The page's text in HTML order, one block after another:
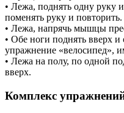
• Лежа, поднять одну руку и
поменять руку и повторить.
• Лежа, напрячь мышцы
• Обе ноги поднять вверх и
упражнение «велосипед»,
• Лежа на полу, по одной
вверх.
Комплекс